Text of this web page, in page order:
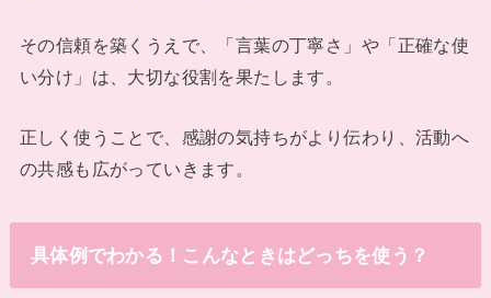
その信頼を築くうえで、「言葉の丁寧さ」や「正確な使
い分け」は、大切な役割を果たします。
正しく使うことで、感謝の気持ちがより伝わり、活動へ
の共感も広がっていきます。
具体例でわかる！こんなときはどっちを使う？